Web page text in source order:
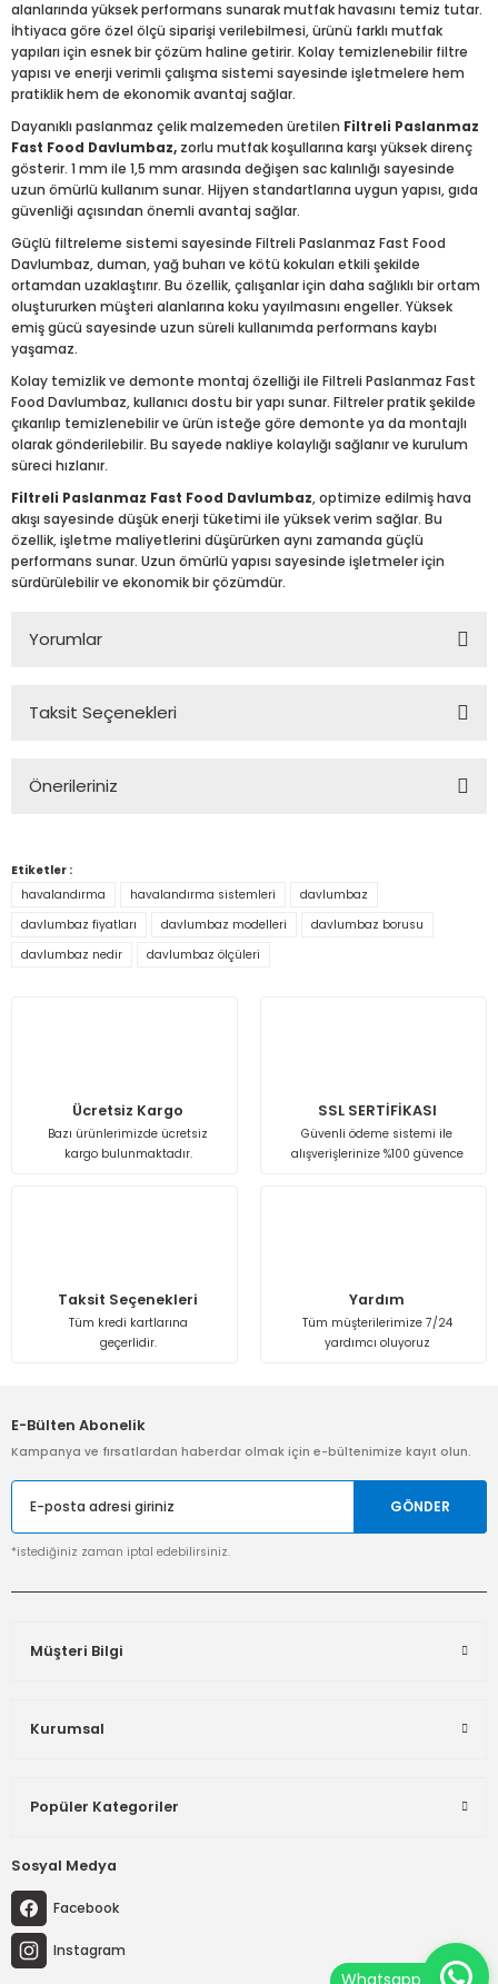
alanlarında yüksek performans sunarak mutfak havasını temiz tutar.
İhtiyaca göre özel ölçü siparişi verilebilmesi, ürünü farklı mutfak
yapıları için esnek bir çözüm haline getirir. Kolay temizlenebilir filtre
yapısı ve enerji verimli çalışma sistemi sayesinde işletmelere hem
pratiklik hem de ekonomik avantaj sağlar.
Dayanıklı paslanmaz çelik malzemeden üretilen Filtreli Paslanmaz
Fast Food Davlumbaz, zorlu mutfak koşullarına karşı yüksek direnç
gösterir. 1 mm ile 1,5 mm arasında değişen sac kalınlığı sayesinde
uzun ömürlü kullanım sunar. Hijyen standartlarına uygun yapısı, gıda
güvenliği açısından önemli avantaj sağlar.
Güçlü filtreleme sistemi sayesinde Filtreli Paslanmaz Fast Food
Davlumbaz, duman, yağ buharı ve kötü kokuları etkili şekilde
ortamdan uzaklaştırır. Bu özellik, çalışanlar için daha sağlıklı bir ortam
oluştururken müşteri alanlarına koku yayılmasını engeller. Yüksek
emiş gücü sayesinde uzun süreli kullanımda performans kaybı
yaşamaz.
Kolay temizlik ve demonte montaj özelliği ile Filtreli Paslanmaz Fast
Food Davlumbaz, kullanıcı dostu bir yapı sunar. Filtreler pratik şekilde
çıkarılıp temizlenebilir ve ürün isteğe göre demonte ya da montajlı
olarak gönderilebilir. Bu sayede nakliye kolaylığı sağlanır ve kurulum
süreci hızlanır.
Filtreli Paslanmaz Fast Food Davlumbaz, optimize edilmiş hava
akışı sayesinde düşük enerji tüketimi ile yüksek verim sağlar. Bu
özellik, işletme maliyetlerini düşürürken aynı zamanda güçlü
performans sunar. Uzun ömürlü yapısı sayesinde işletmeler için
sürdürülebilir ve ekonomik bir çözümdür.
Yorumlar
Taksit Seçenekleri
Önerileriniz
konularda yetersiz gördüğünüz noktaları öneri formunu
kullanarak tarafımıza iletebilirsiniz.
Görüş ve önerileriniz için teşekkür ederiz.
Ürün resmi kalitesiz, bozuk veya görüntülenemiyor.
Etiketler :
havalandırma
havalandırma sistemleri
davlumbaz
davlumbaz fiyatları
davlumbaz modelleri
davlumbaz borusu
davlumbaz nedir
davlumbaz ölçüleri
Ücretsiz Kargo
Bazı ürünlerimizde ücretsiz
kargo bulunmaktadır.
SSL SERTİFİKASI
Güvenli ödeme sistemi ile
alışverişlerinize %100 güvence
Taksit Seçenekleri
Tüm kredi kartlarına
geçerlidir.
Yardım
Tüm müşterilerimize 7/24
yardımcı oluyoruz
E-Bülten Abonelik
Kampanya ve fırsatlardan haberdar olmak için e-bültenimize kayıt olun.
GÖNDER
*istediğiniz zaman iptal edebilirsiniz.
Müşteri Bilgi
Kurumsal
Popüler Kategoriler
Sosyal Medya
Facebook
Instagram